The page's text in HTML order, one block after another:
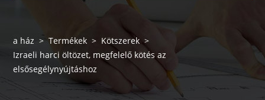
a ház > Termékek > Kötszerek >
Izraeli harci öltözet, megfelelő kötés az
elsősegélynyújtáshoz